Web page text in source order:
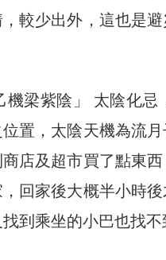
較少出外，這也是避
梁紫陰」 太陰化忌
置，太陰天機為流月
店及超市買了點東
回家後大概半小時
到乘坐的小巴也找不